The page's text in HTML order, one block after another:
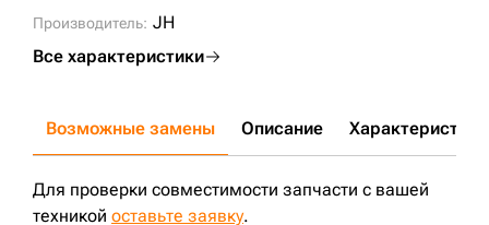
Производитель: JH
Все характеристики
Возможные замены Описание Характеристики
Для проверки совместимости запчасти с вашей
техникой оставьте заявку.